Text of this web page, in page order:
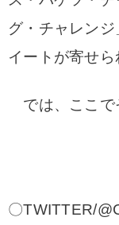
グ・チャレン
イートが寄せら
では、ここで
〇TWITTER/